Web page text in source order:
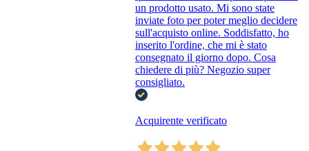
un prodotto usato. Mi sono state
inviate foto per poter meglio decidere
sull'acquisto online. Soddisfatto, ho
inserito l'ordine, che mi è stato
consegnato il giorno dopo. Cosa
chiedere di più? Negozio super
consigliato.
Acquirente verificato